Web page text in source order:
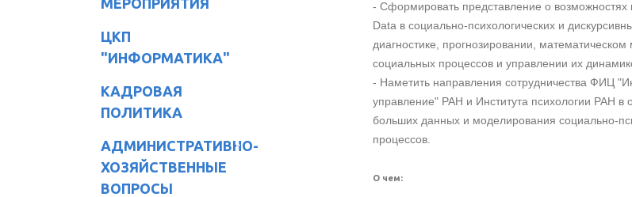
ЦКП
"ИНФОРМАТИКА"
КАДРОВАЯ
ПОЛИТИКА
АДМИНИСТРАТИВНО-
ХОЗЯЙСТВЕННЫЕ
ВОПРОСЫ
- Сформировать представление о возможностях
Data в социально-психологических и
диагностике, прогнозировании,
социальных процессов и управлении их
- Наметить направления сотрудничества ФИЦ
управление" РАН и Института психологии РАН в
больших данных и моделирования социально-
процессов.
О чем: